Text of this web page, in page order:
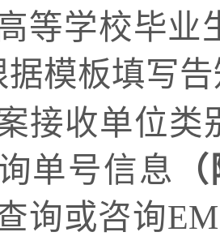
等学校毕业
据模板填写
接收单位类
单号信息
询或咨询